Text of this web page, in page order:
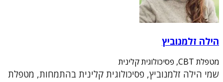
הילה זלמנוביץ
מטפלת CBT, פסיכולוגית קלינית
שמי הילה זלמנוביץ, פסיכולוגית קלינית בהתמחות, מטפלת